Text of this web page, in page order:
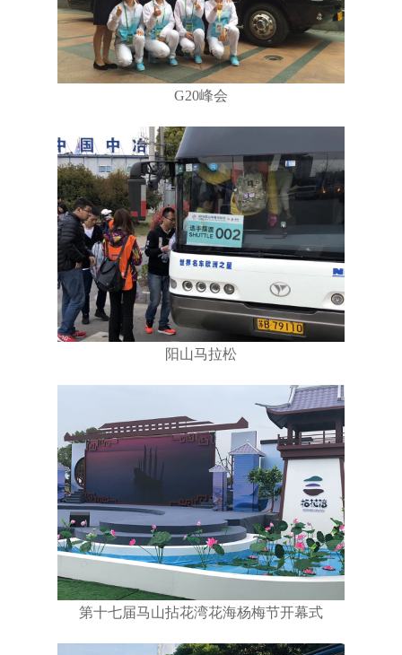
G20峰会
阳山马拉松
第十七届马山拈花湾花海杨梅节开幕式